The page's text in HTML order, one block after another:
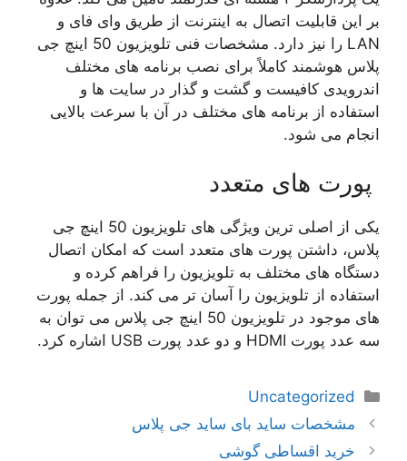
بر این قابلیت اتصال به اینترنت از طریق وای فای و
LAN را نیز دارد. مشخصات فنی تلویزیون 50 اینچ جی
پلاس هوشمند کاملاً برای نصب برنامه های مختلف
اندرویدی کافیست و گشت و گذار در سایت ها و
استفاده از برنامه های مختلف در آن با سرعت بالایی
انجام می شود.
پورت های متعدد
یکی از اصلی ترین ویژگی های تلویزیون 50 اینچ جی
پلاس، داشتن پورت های متعدد است که امکان اتصال
دستگاه های مختلف به تلویزیون را فراهم کرده و
استفاده از تلویزیون را آسان تر می کند. از جمله پورت
های موجود در تلویزیون 50 اینچ جی پلاس می توان به
سه عدد پورت HDMI و دو عدد پورت USB اشاره کرد.
دسته‌ها
Uncategorized
ناوبری
نوشته‌ها
مشخصات ساید بای ساید جی پلاس
خرید اقساطی گوشی